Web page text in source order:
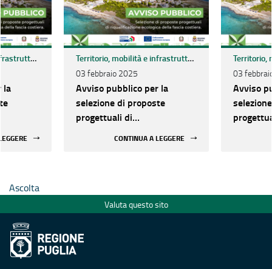
Territorio, mobilità e infrastrutture
la
Territorio, mobilità e infrastrutture
03 febbraio 2025
Avviso pubblico per la
selezione di proposte
progettuali di
CONTINUA A LEGGERE
03
Avviso
Ascolta
Valuta questo sito